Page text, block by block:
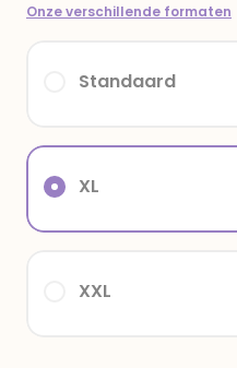
Onze verschillende formaten
XXL
XL
Standaard